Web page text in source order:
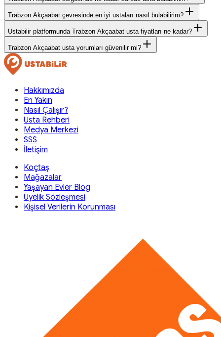
Trabzon Akçaabat çevresinde en iyi ustaları nasıl bulabilirim?
Ustabilir platformunda Trabzon Akçaabat usta fiyatları ne kadar?
Trabzon Akçaabat usta yorumları güvenilir mi?
Hakkımızda
En Yakın
Nasıl Çalışır?
Usta Rehberi
Medya Merkezi
SSS
İletişim
Koçtaş
Mağazalar
Yaşayan Evler Blog
Üyelik Sözleşmesi
Kişisel Verilerin Korunması